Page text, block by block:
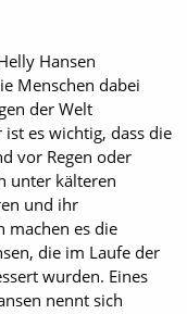
Hansen
Menschen dabei
der Welt
es wichtig, dass die
vor Regen oder
unter kälteren
und ihr
machen es die
die im Laufe der
wurden. Eines
nennt sich